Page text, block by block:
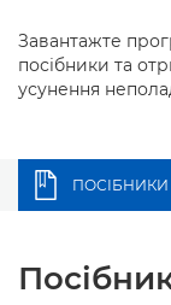
Завантажте
посібники та
усунення
ПОСІБНИКИ